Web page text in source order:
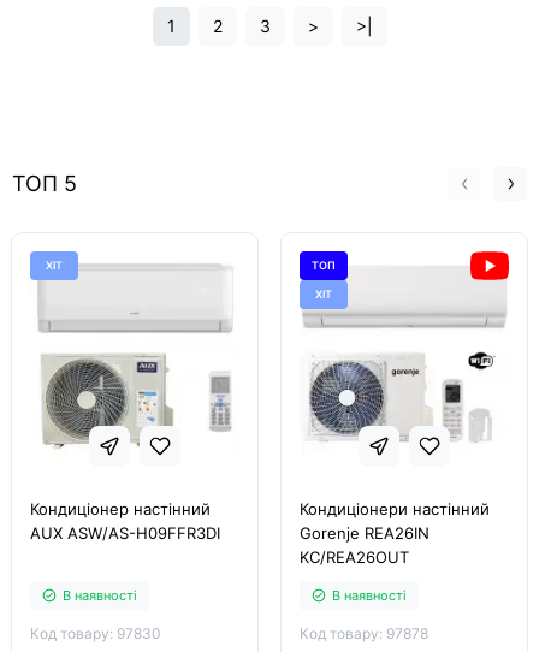
1 2 3 > >|
ТОП 5
ХІТ
Кондиціонер настінний
AUX ASW/AS-H09FFR3DI
В наявності
Код товару: 97830
ТОП
ХІТ
Кондиціонери настінний
Gorenje REA26IN
KC/REA26OUT
В наявності
Код товару: 97878